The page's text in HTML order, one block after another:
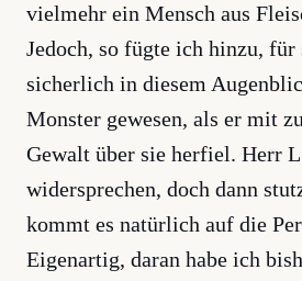
vielmehr ein Mensch aus
Jedoch, so fügte ich hinzu, für
sicherlich in diesem
Monster gewesen, als er mit
Gewalt über sie herfiel. Herr
widersprechen, doch dann
kommt es natürlich auf die
Eigenartig, daran habe ich